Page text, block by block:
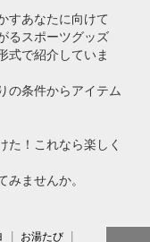
すあなたに向けて
るスポーツグッズ
式で紹介していま
の条件からアイテム
た！これなら楽しく
みませんか。
お湯たび